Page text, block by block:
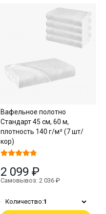
Вафельное полотно
Стандарт 45 см, 60 м,
плотность 140 г/м² (7 шт/
кор)
2 099 ₽
Самовывоз: 2 036 ₽
Количество:1